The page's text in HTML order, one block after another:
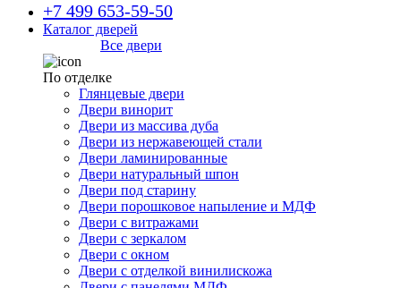
+7 499 653-59-50
Каталог дверей
Все двери
По отделке
Глянцевые двери
Двери винорит
Двери из массива дуба
Двери из нержавеющей стали
Двери ламинированные
Двери натуральный шпон
Двери под старину
Двери порошковое напыление и МДФ
Двери с витражами
Двери с зеркалом
Двери с окном
Двери с отделкой винилискожа